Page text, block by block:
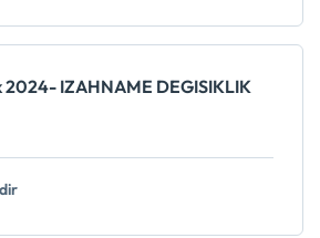
2024- IZAHNAME DEGISIKLIK